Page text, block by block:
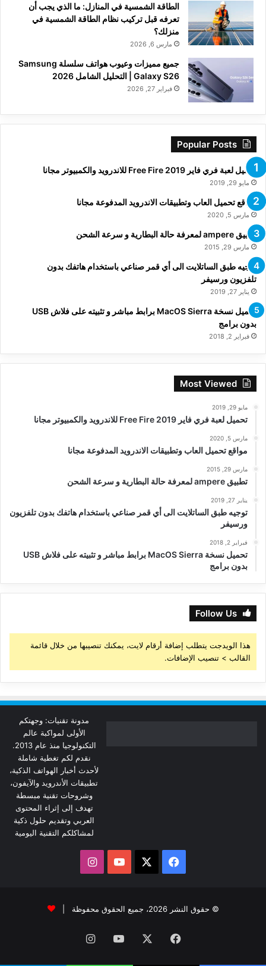
الطاقة الشمسية في المنازل: ما الذي يجب أن
تعرفه قبل تركيب نظام الطاقة الشمسية في
منزلك؟
مارس 6, 2026
جميع مميزات وعيوب هواتف سلسلة Samsung
Galaxy S26 | التحليل الشامل 2026
فبراير 27, 2026
Popular Posts
تحميل لعبة فري فاير Free Fire 2019 للاندرويد والكمبيوتر مجانا
مايو 29, 2019
مواقع تحميل العاب وتطبيقات الاندرويد المدفوعة مجانا
مارس 5, 2020
تطبيق ampere لمعرفة حالة البطارية و سرعة الشحن
مارس 29, 2015
توجيه طبق الساتلايت الى أي قمر صناعي باستخدام هاتفك بدون
تلفزيون ورسيفر
يناير 27, 2019
تحميل نسخة MacOS Sierra برابط مباشر و تثبيته على فلاش USB
بدون برامج
فبراير 2, 2018
Most Viewed
مايو 29, 2019
تحميل لعبة فري فاير Free Fire 2019 للاندرويد والكمبيوتر مجانا
مارس 5, 2020
مواقع تحميل العاب وتطبيقات الاندرويد المدفوعة مجانا
مارس 29, 2015
تطبيق ampere لمعرفة حالة البطارية و سرعة الشحن
يناير 27, 2019
توجيه طبق الساتلايت الى أي قمر صناعي باستخدام هاتفك بدون تلفزيون
ورسيفر
فبراير 2, 2018
تحميل نسخة MacOS Sierra برابط مباشر و تثبيته على فلاش USB
بدون برامج
Follow Us
هذا الويدجت يتطلب إضافة أرقام لايت، يمكنك تنصيبها من خلال قائمة
القالب > تنصيب الإضافات.
مدونة تقنيات: وجهتكم
الأولى لمواكبة عالم
التكنولوجيا منذ عام 2013.
نقدم لكم تغطية شاملة
لأحدث أخبار الهواتف الذكية،
تطبيقات الأندرويد والآيفون،
وشروحات تقنية مبسطة
تهدف إلى إثراء المحتوى
العربي وتقديم حلول ذكية
لمشاكلكم التقنية اليومية
فيسبوك ‫YouTubeانستقرام
© حقوق النشر 2026، جميع الحقوق محفوظة |
فيسبوك ‫YouTubeانستقرام